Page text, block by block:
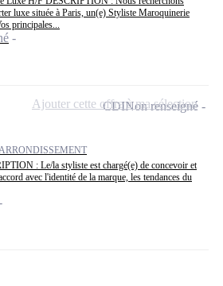
luxe située à Paris, un(e) Styliste Maroquinerie
principales...
: Le/la styliste est chargé(e) de concevoir et
avec l'identité de la marque, les tendances du
CDINon renseigné
Ajouter cette offre à ma sélection